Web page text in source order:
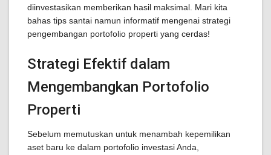
diinvestasikan memberikan hasil maksimal. Mari kita
bahas tips santai namun informatif mengenai strategi
pengembangan portofolio properti yang cerdas!
Strategi Efektif dalam
Mengembangkan Portofolio
Properti
Sebelum memutuskan untuk menambah kepemilikan
aset baru ke dalam portofolio investasi Anda,